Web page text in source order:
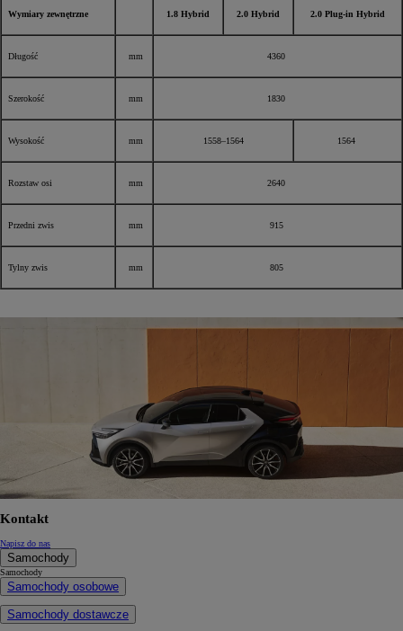
Wymiary zewnętrzne 1.8 Hybrid 2.0 Hybrid 2.0 Plug-in Hybrid
Długość mm 4360
Szerokość mm 1830
Wysokość mm 1558–1564 1564
Rozstaw osi mm 2640
Przedni zwis mm 915
Tylny zwis mm 805
Kontakt
Napisz do nas
Samochody
Samochody
Samochody osobowe
Samochody dostawcze